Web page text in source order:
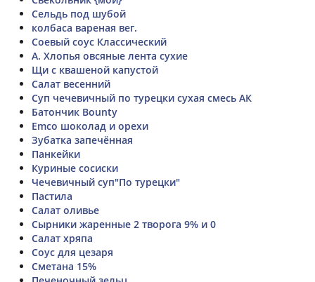
Сельдь под шубой
колбаса вареная вег.
Соевый соус Классический
А. Хлопья овсяные лента сухие
Щи с квашеной капустой
Салат весенний
Суп чечевичный по турецки сухая смесь АК
Батончик Bounty
Emco шоколад и орехи
Зубатка запечённая
Панкейки
Куриные сосиски
Чечевичный суп"По турецки"
Пастила
Салат оливье
Сырники жаренные 2 творога 9% и 0
Салат хряпа
Соус для цезаря
Сметана 15%